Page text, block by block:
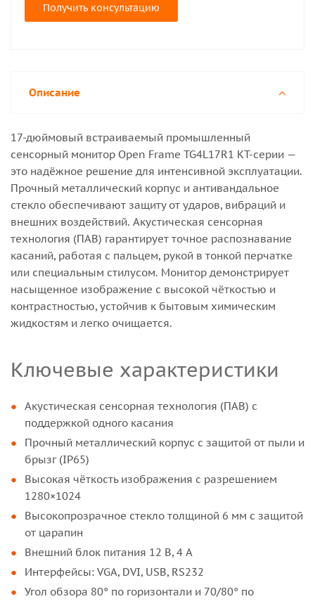
Получить консультацию
Описание
17-дюймовый встраиваемый промышленный
сенсорный монитор Open Frame TG4L17R1 KT-серии —
это надёжное решение для интенсивной эксплуатации.
Прочный металлический корпус и антивандальное
стекло обеспечивают защиту от ударов, вибраций и
внешних воздействий. Акустическая сенсорная
технология (ПАВ) гарантирует точное распознавание
касаний, работая с пальцем, рукой в тонкой перчатке
или специальным стилусом. Монитор демонстрирует
насыщенное изображение с высокой чёткостью и
контрастностью, устойчив к бытовым химическим
жидкостям и легко очищается.
Ключевые характеристики
Акустическая сенсорная технология (ПАВ) с
поддержкой одного касания
Прочный металлический корпус с защитой от пыли и
брызг (IP65)
Высокая чёткость изображения с разрешением
1280×1024
Высокопрозрачное стекло толщиной 6 мм с защитой
от царапин
Внешний блок питания 12 В, 4 А
Интерфейсы: VGA, DVI, USB, RS232
Угол обзора 80° по горизонтали и 70/80° по